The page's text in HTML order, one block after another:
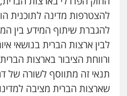
להצטרפות מדינה לתוכנית
להגברת שיתוף המידע בין
לבין ארצות הברית בנושאי
ורווחת הציבור בארצות
תנאי זה מתווסף לשורה של
שארצות הברית מציבה